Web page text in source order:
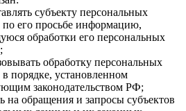
субъекту персональных
его просьбе информацию,
обработки его персональных
обработку персональных
порядке, установленном
законодательством РФ;
на обращения и запросы субъектов